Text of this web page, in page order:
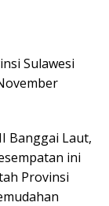
Sulawesi
Banggai Laut,
ini
Provinsi